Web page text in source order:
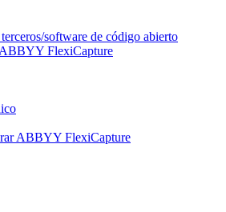
software de código abierto
FlexiCapture
ABBYY FlexiCapture